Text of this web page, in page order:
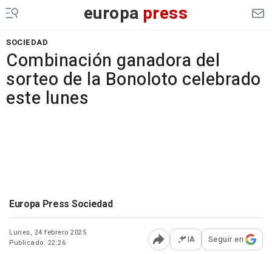
europa press
SOCIEDAD
Combinación ganadora del
sorteo de la Bonoloto celebrado
este lunes
Europa Press Sociedad
Lunes, 24 febrero 2025
Publicado: 22:26
Abrir opciones para
IA Seguir en